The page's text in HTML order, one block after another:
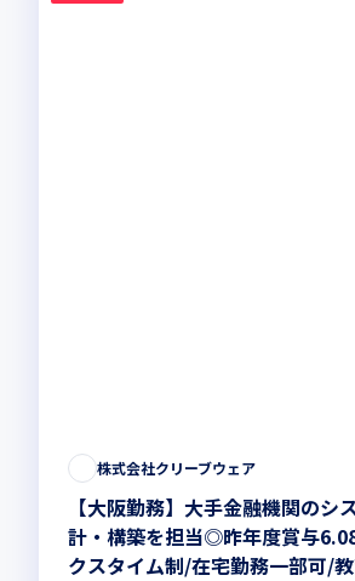
株式会社クリーブウェア
【大阪勤務】大手金融機関のシ
計・構築を担当◎昨年度賞与
クスタイム制/在宅勤務一部可/